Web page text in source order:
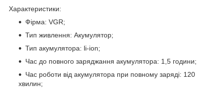
Характеристики:
Фірма: VGR;
Тип живлення: Акумулятор;
Тип акумулятора: li-ion;
Час до повного заряджання акумулятора: 1,5 години;
Час роботи від акумулятора при повному заряді: 120
хвилин;